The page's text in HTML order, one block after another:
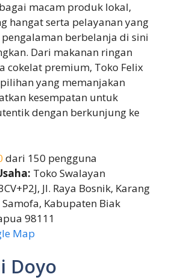
macam produk lokal,
hangat serta pelayanan yang
berbelanja di sini
Dari makanan ringan
cokelat premium, Toko Felix
yang memanjakan
kesempatan untuk
dengan berkunjung ke
dari 150 pengguna
Toko Swalayan
Jl. Raya Bosnik, Karang
Samofa, Kabupaten Biak
98111
Map
Doyo